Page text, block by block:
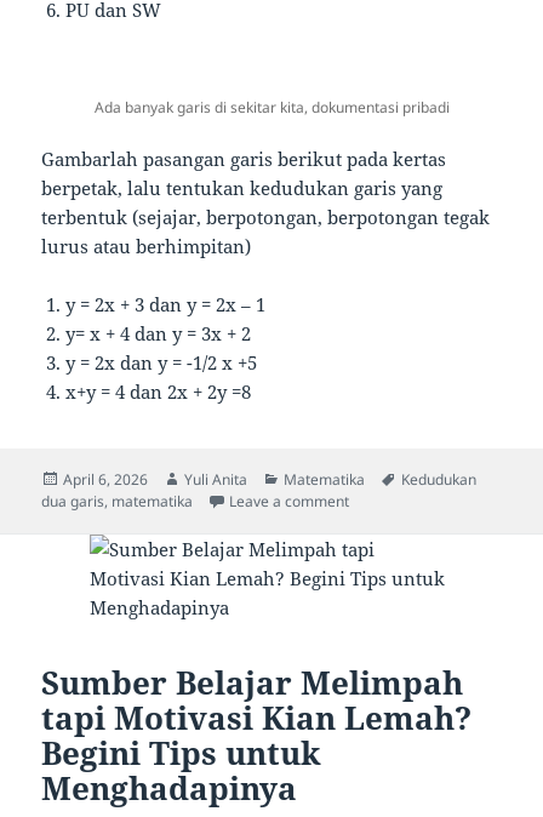
PU dan SW
Ada banyak garis di sekitar kita, dokumentasi pribadi
Gambarlah pasangan garis berikut pada kertas
berpetak, lalu tentukan kedudukan garis yang
terbentuk (sejajar, berpotongan, berpotongan tegak
lurus atau berhimpitan)
y = 2x + 3 dan y = 2x – 1
y= x + 4 dan y = 3x + 2
y = 2x dan y = -1/2 x +5
x+y = 4 dan 2x + 2y =8
Posted
on
April 6, 2026 Author
Yuli Anita Categories
Matematika Tags
Kedudukan
dua garis, matematika Leave a commenton Kedudukan Dua Garis
Sumber Belajar Melimpah
tapi Motivasi Kian Lemah?
Begini Tips untuk
Menghadapinya